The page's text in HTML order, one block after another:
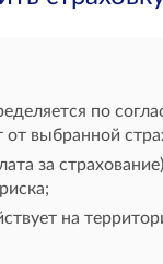
по
от выбранной
за
на